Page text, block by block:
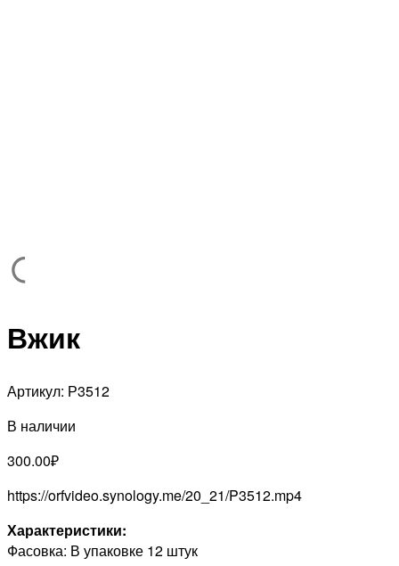
Вжик
Артикул: Р3512
В наличии
300.00₽
https://orfvideo.synology.me/20_21/P3512.mp4
Характеристики:
Фасовка: В упаковке 12 штук